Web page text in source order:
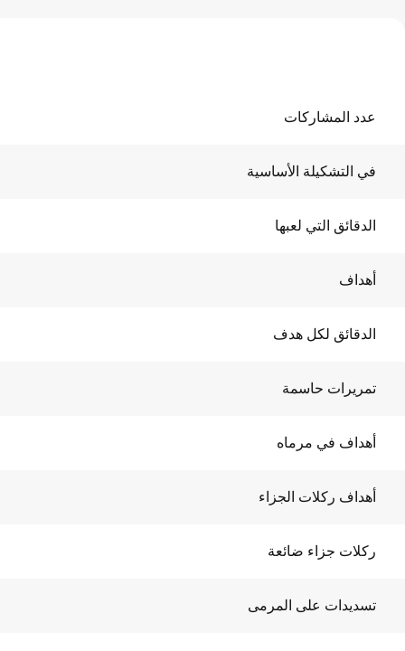
عدد المشاركات
في التشكيلة الأساسية
الدقائق التي لعبها
أهداف
الدقائق لكل هدف
تمريرات حاسمة
أهداف في مرماه
أهداف ركلات الجزاء
ركلات جزاء ضائعة
تسديدات على المرمى